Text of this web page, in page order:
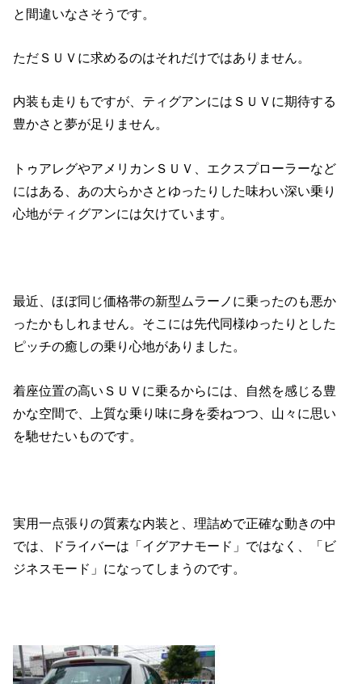
と間違いなさそうです。
ただＳＵＶに求めるのはそれだけではありません。
内装も走りもですが、ティグアンにはＳＵＶに期待する
豊かさと夢が足りません。
トゥアレグやアメリカンＳＵＶ、エクスプローラーなど
にはある、あの大らかさとゆったりした味わい深い乗り
心地がティグアンには欠けています。
最近、ほぼ同じ価格帯の新型ムラーノに乗ったのも悪か
ったかもしれません。そこには先代同様ゆったりとした
ピッチの癒しの乗り心地がありました。
着座位置の高いＳＵＶに乗るからには、自然を感じる豊
かな空間で、上質な乗り味に身を委ねつつ、山々に思い
を馳せたいものです。
実用一点張りの質素な内装と、理詰めで正確な動きの中
では、ドライバーは「イグアナモード」ではなく、「ビ
ジネスモード」になってしまうのです。